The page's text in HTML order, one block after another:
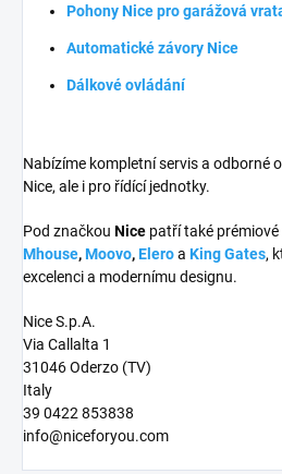
Pohony Nice pro garážová
Automatické závory Nice
Dálkové ovládání
Nabízíme kompletní servis a odborné
Nice, ale i pro řídící jednotky.
Pod značkou Nice patří také
Mhouse,Moovo,Eleroa King Gates,
excelenci a modernímu designu.
Nice S.p.A.
Via Callalta 1
31046 Oderzo (TV)
Italy
39 0422 853838
info@niceforyou.com